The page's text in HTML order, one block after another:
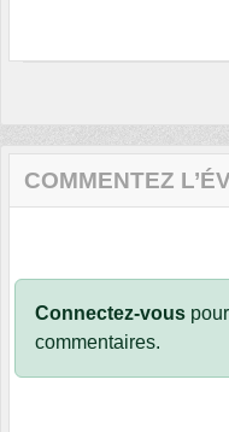
COMMENTEZ
Connectez-vous
commentaires.